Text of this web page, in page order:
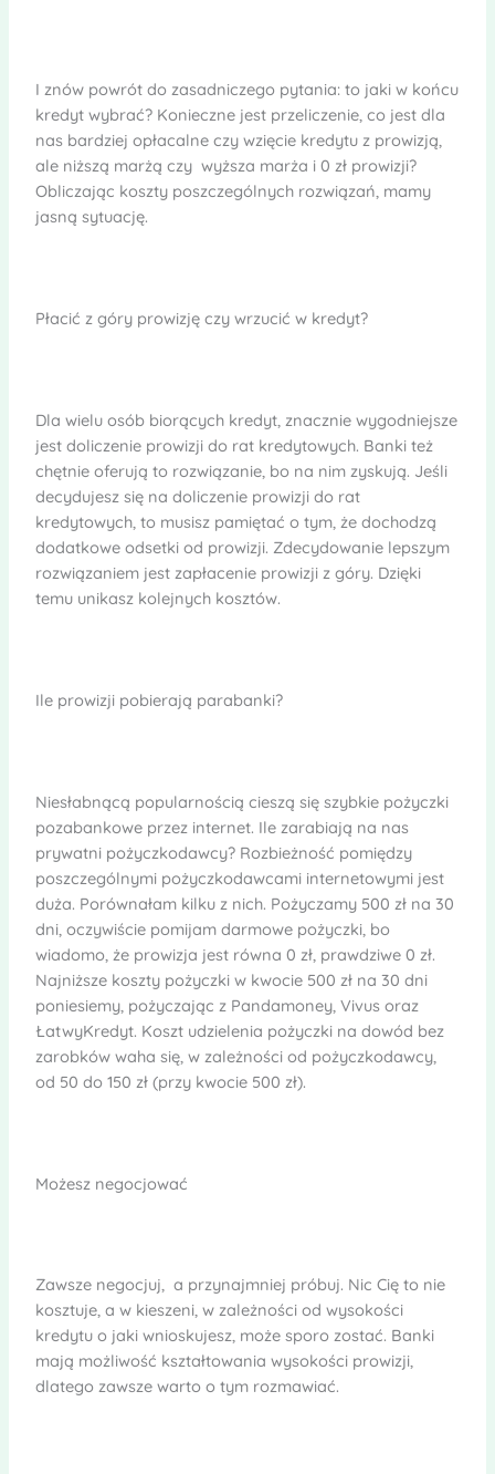
I znów powrót do zasadniczego pytania: to jaki w końcu
kredyt wybrać? Konieczne jest przeliczenie, co jest dla
nas bardziej opłacalne czy wzięcie kredytu z prowizją,
ale niższą marżą czy wyższa marża i 0 zł prowizji?
Obliczając koszty poszczególnych rozwiązań, mamy
jasną sytuację.
Płacić z góry prowizję czy wrzucić w kredyt?
Dla wielu osób biorących kredyt, znacznie wygodniejsze
jest doliczenie prowizji do rat kredytowych. Banki też
chętnie oferują to rozwiązanie, bo na nim zyskują. Jeśli
decydujesz się na doliczenie prowizji do rat
kredytowych, to musisz pamiętać o tym, że dochodzą
dodatkowe odsetki od prowizji. Zdecydowanie lepszym
rozwiązaniem jest zapłacenie prowizji z góry. Dzięki
temu unikasz kolejnych kosztów.
Ile prowizji pobierają parabanki?
Niesłabnącą popularnością cieszą się szybkie pożyczki
pozabankowe przez internet. Ile zarabiają na nas
prywatni pożyczkodawcy? Rozbieżność pomiędzy
poszczególnymi pożyczkodawcami internetowymi jest
duża. Porównałam kilku z nich. Pożyczamy 500 zł na 30
dni, oczywiście pomijam darmowe pożyczki, bo
wiadomo, że prowizja jest równa 0 zł, prawdziwe 0 zł.
Najniższe koszty pożyczki w kwocie 500 zł na 30 dni
poniesiemy, pożyczając z Pandamoney, Vivus oraz
ŁatwyKredyt. Koszt udzielenia pożyczki na dowód bez
zarobków waha się, w zależności od pożyczkodawcy,
od 50 do 150 zł (przy kwocie 500 zł).
Możesz negocjować
Zawsze negocjuj, a przynajmniej próbuj. Nic Cię to nie
kosztuje, a w kieszeni, w zależności od wysokości
kredytu o jaki wnioskujesz, może sporo zostać. Banki
mają możliwość kształtowania wysokości prowizji,
dlatego zawsze warto o tym rozmawiać.